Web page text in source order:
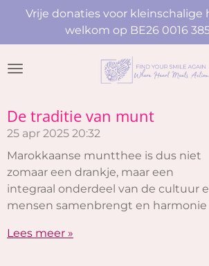
naar
de
Vrije donaties voor
welkom op BE26 0016
De traditie van munt
25 apr 2025 20:32
Marokkaanse muntthee is dus niet
zomaar een drankje, maar een
integraal onderdeel van de cultuur
mensen samenbrengt en
Lees meer »